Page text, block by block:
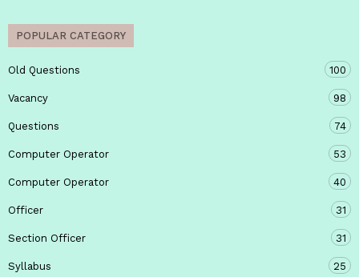
POPULAR CATEGORY
Old Questions 100
Vacancy 98
Questions 74
Computer Operator 53
Computer Operator 40
Officer 31
Section Officer 31
Syllabus 25